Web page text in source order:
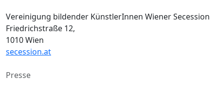
Vereinigung bildender KünstlerInnen Wiener Secession
Friedrichstraße 12,
1010 Wien
secession.at
Presse